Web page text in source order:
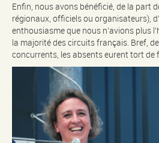
Enfin, nous avons bénéficié, de la part
régionaux, officiels ou organisateurs),
enthousiasme que nous n’avions plus
la majorité des circuits français. Bref,
concurrents, les absents eurent tort de